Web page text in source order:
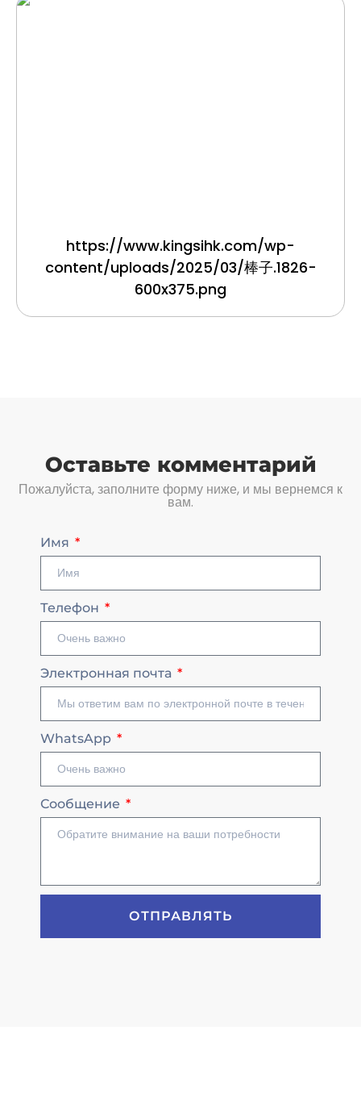
https://www.kingsihk.com/wp-
content/uploads/2025/03/棒子.1826-
600x375.png
Оставьте комментарий
Пожалуйста, заполните форму ниже, и мы вернемся к
вам.
Имя
Телефон
Электронная почта
WhatsApp
Сообщение
ОТПРАВЛЯТЬ